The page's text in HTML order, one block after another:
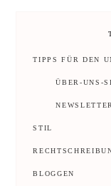
TIPPS FÜR DEN
ÜBER-UNS-
STIL
BLOGGEN